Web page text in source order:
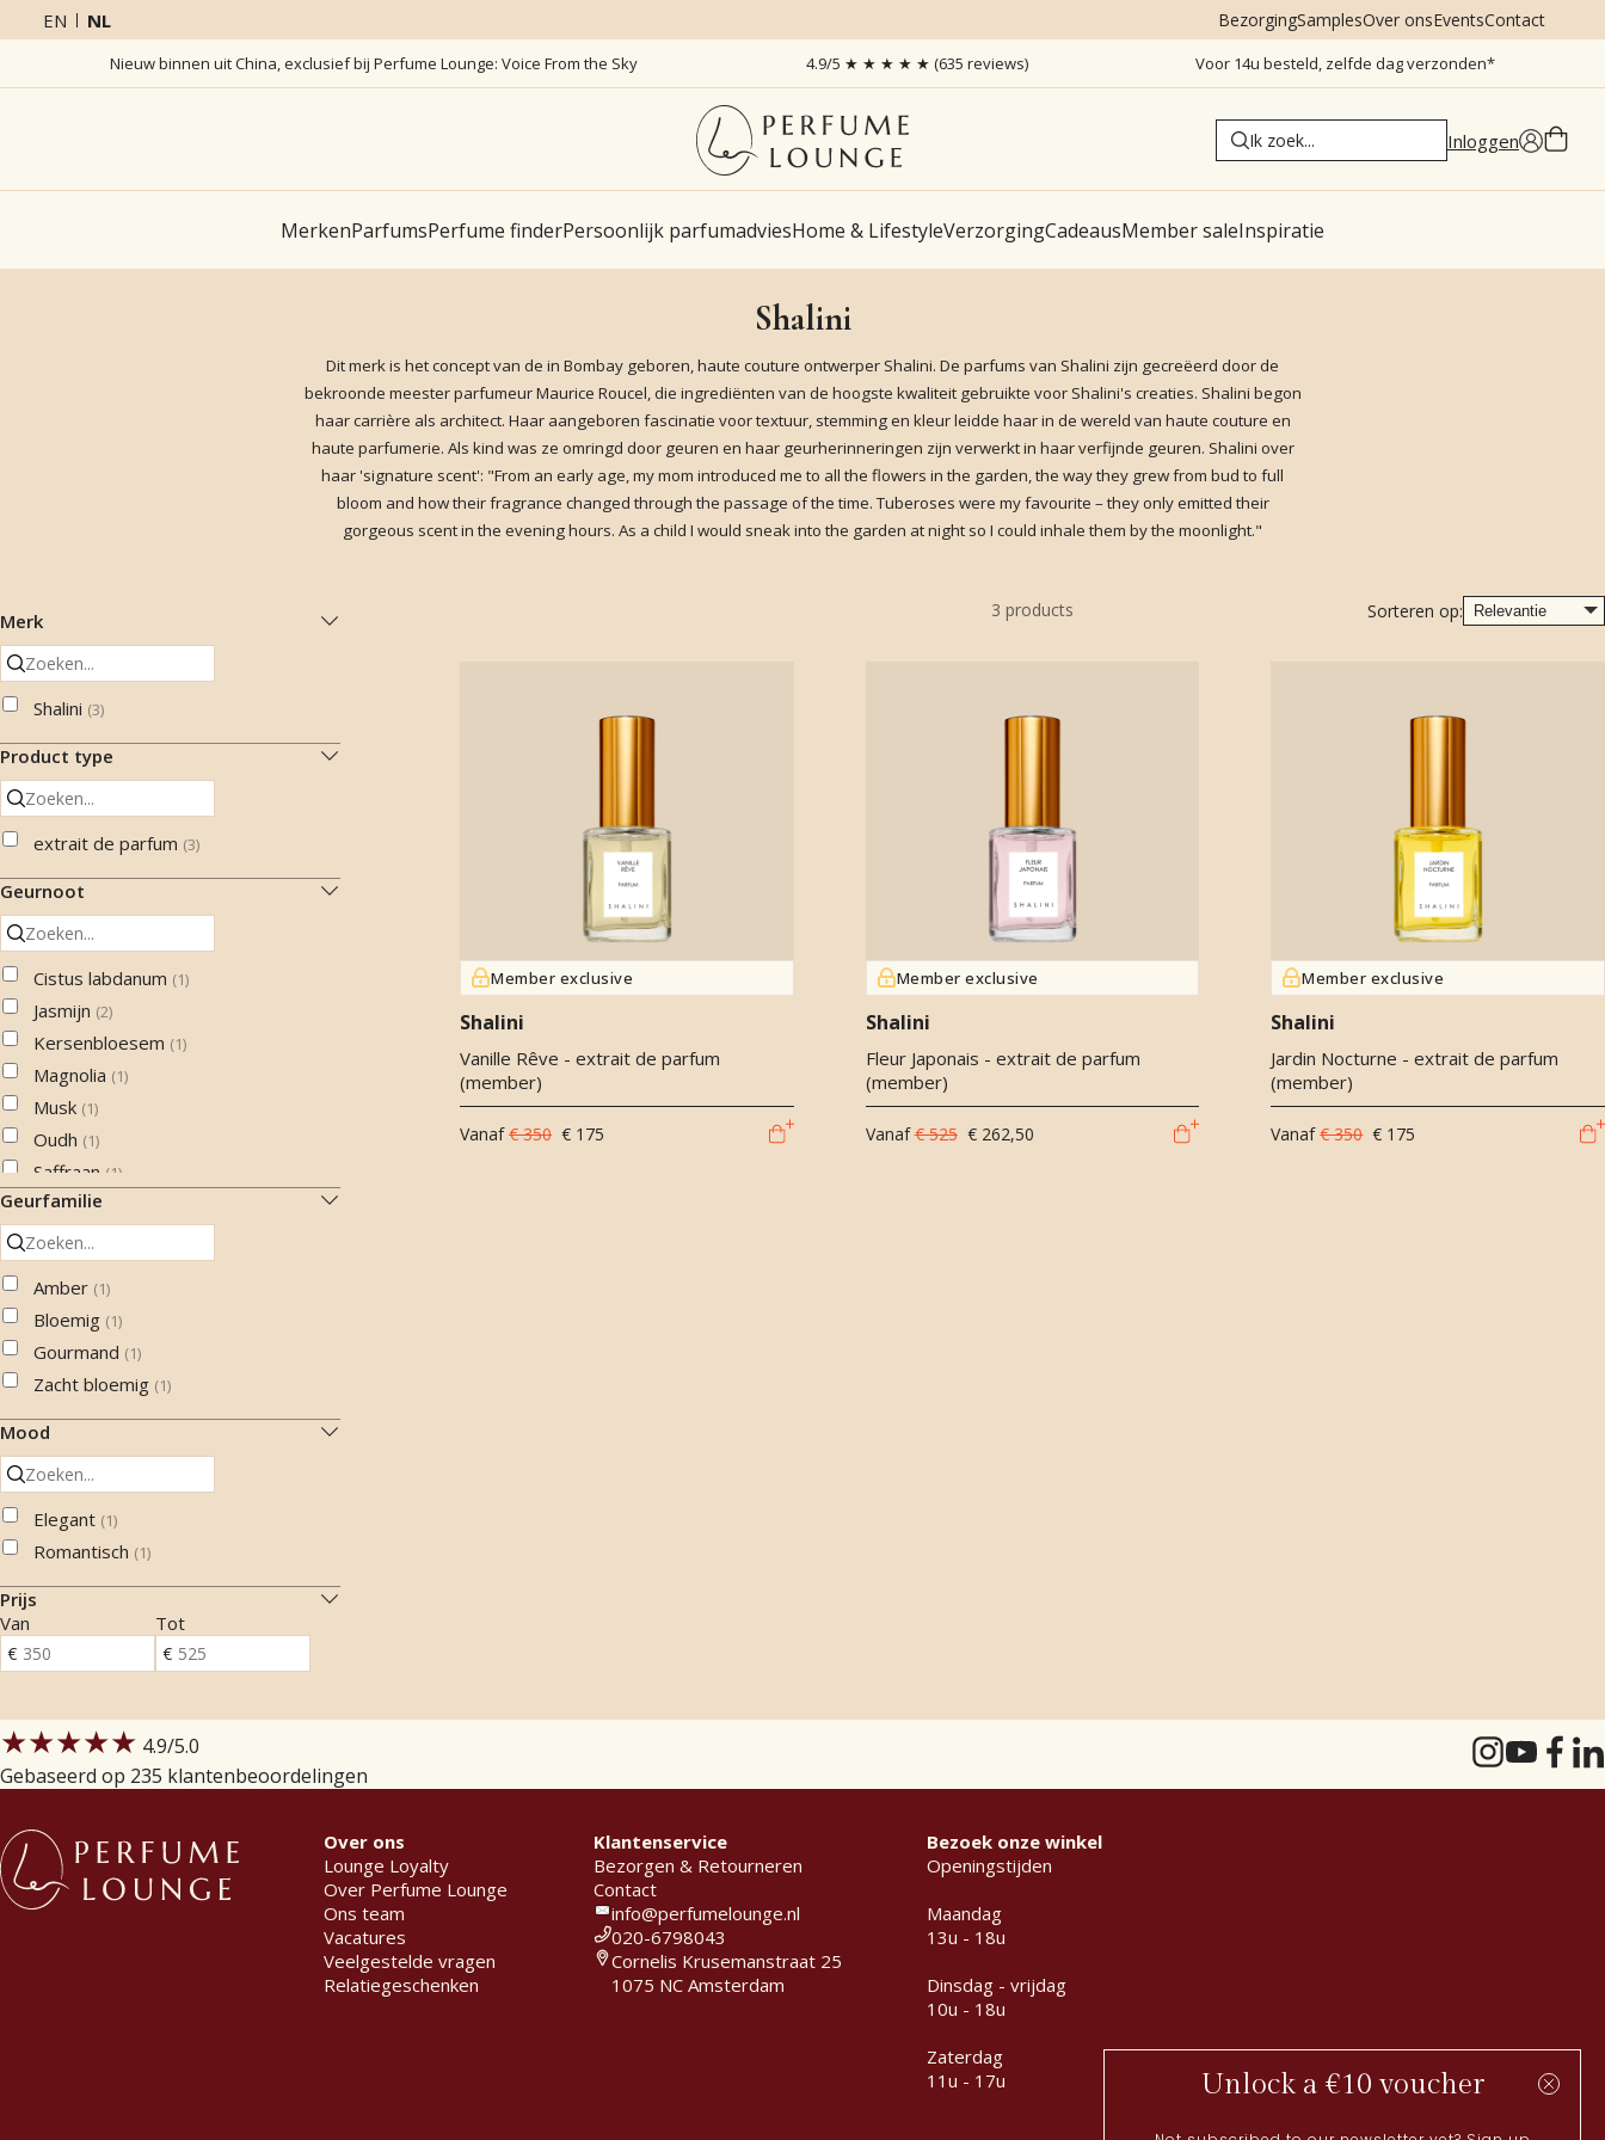
EN NL BezorgingSamplesOver onsEventsContact
Nieuw binnen uit China, exclusief bij Perfume Lounge: Voice From the Sky 4.9/5 ★ ★ ★ ★ ★ (635 reviews) Voor 14u besteld, zelfde dag verzonden*
Inloggen
MerkenParfumsPerfume finderPersoonlijk parfumadviesHome & LifestyleVerzorgingCadeausMember saleInspiratie
Shalini
Dit merk is het concept van de in Bombay geboren, haute couture ontwerper Shalini. De parfums van Shalini zijn gecreëerd door de
bekroonde meester parfumeur Maurice Roucel, die ingrediënten van de hoogste kwaliteit gebruikte voor Shalini's creaties. Shalini begon
haar carrière als architect. Haar aangeboren fascinatie voor textuur, stemming en kleur leidde haar in de wereld van haute couture en
haute parfumerie. Als kind was ze omringd door geuren en haar geurherinneringen zijn verwerkt in haar verfijnde geuren. Shalini over
haar 'signature scent': "From an early age, my mom introduced me to all the flowers in the garden, the way they grew from bud to full
bloom and how their fragrance changed through the passage of the time. Tuberoses were my favourite – they only emitted their
gorgeous scent in the evening hours. As a child I would sneak into the garden at night so I could inhale them by the moonlight."
Merk
Shalini (3)
Product type
extrait de parfum (3)
Geurnoot
Cistus labdanum (1)
Jasmijn (2)
Kersenbloesem (1)
Magnolia (1)
Musk (1)
Oudh (1)
Saffraan (1)
Sandelhout
Steranijs
Vanille 1 )
Wierook ( 1)
Geurfamilie
Amber (1)
Bloemig (1)
Gourmand (1)
Zacht bloemig (1)
Mood
Elegant (1)
Romantisch (1)
Prijs
Van
Tot
3 products Sorteren op:
Member exclusive
Shalini
Vanille Rêve - extrait de parfum
(member)
Vanaf € 350 € 175
Member exclusive
Shalini
Fleur Japonais - extrait de parfum
(member)
Vanaf € 525 € 262,50
Member exclusive
Shalini
Jardin Nocturne - extrait de parfum
(member)
Vanaf € 350 € 175
★★★★★ 4.9/5.0
Gebaseerd op 235 klantenbeoordelingen
Over ons
Lounge Loyalty
Over Perfume Lounge
Ons team
Vacatures
Veelgestelde vragen
Relatiegeschenken
Klantenservice
Bezorgen & Retourneren
Contact
info@perfumelounge.nl
020-6798043
Cornelis Krusemanstraat 25
1075 NC Amsterdam
Bezoek onze winkel
Openingstijden
Maandag
13u - 18u
Dinsdag - vrijdag
10u - 18u
Zaterdag
11u - 17u
Unlock a €10 voucher